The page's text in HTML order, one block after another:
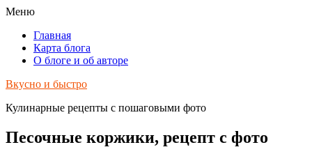
Меню
Главная
Карта блога
О блоге и об авторе
Вкусно и быстро
Кулинарные рецепты с пошаговыми фото
Песочные коржики, рецепт с фото